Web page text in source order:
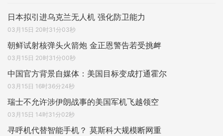
日本拟引进乌克兰无人机 强化防卫能力
03月15日 20时31分03秒
朝鲜试射核弹头火箭炮 金正恩警告若受挑衅
03月15日 20时31分00秒
中国官方背景自媒体：美国目标变成打通霍尔
03月15日 16时36分24秒
瑞士不允许涉伊朗战事的美国军机飞越领空
03月15日 14时31分02秒
寻呼机代替智能手机？ 莫斯科大规模断网重